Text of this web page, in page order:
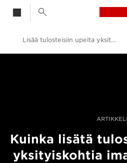
Lisää tulosteisiin upeita yksityiskohtia imagePROGRAF PRO-1000 -tulostimella
ARTIKKELI
Kuinka lisätä
yksityiskohtia